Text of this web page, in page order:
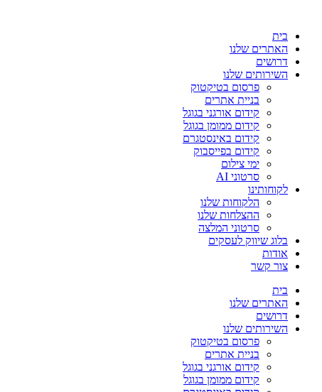
בית
האתרים שלנו
דרושים
השירותים שלנו
פרסום בטיקטוק
בניית אתרים
קידום אורגני בגוגל
קידום ממומן בגוגל
קידום באינסטגרם
קידום בפייסבוק
ימי צילום
סרטוני AI
לקוחותינו
הלקוחות שלנו
ההצלחות שלנו
סרטוני המלצה
בלוג שיווק לעסקים
אודות
צור קשר
בית
האתרים שלנו
דרושים
השירותים שלנו
פרסום בטיקטוק
בניית אתרים
קידום אורגני בגוגל
קידום ממומן בגוגל